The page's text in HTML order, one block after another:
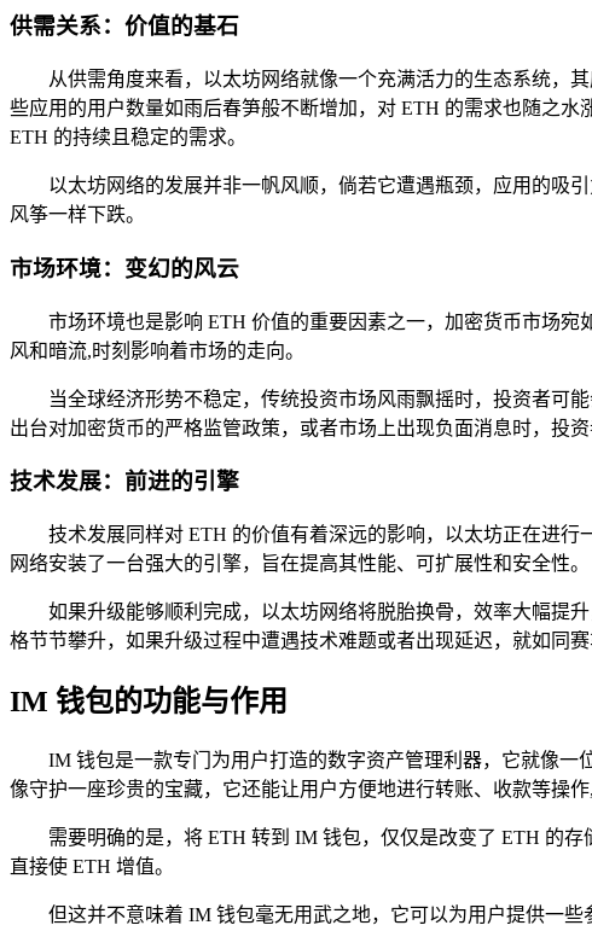
供需关系：价值的基石
从供需角度来看，以太坊网络就像一个充满活力的生态系统，
些应用的用户数量如雨后春笋般不断增加，对 ETH 的需求也随之
ETH 的持续且稳定的需求。
以太坊网络的发展并非一帆风顺，倘若它遭遇瓶颈，应用的吸
风筝一样下跌。
市场环境：变幻的风云
市场环境也是影响 ETH 价值的重要因素之一，加密货币市场宛
风和暗流,时刻影响着市场的走向。
当全球经济形势不稳定，传统投资市场风雨飘摇时，投资者可
出台对加密货币的严格监管政策，或者市场上出现负面消息时，投
技术发展：前进的引擎
技术发展同样对 ETH 的价值有着深远的影响，以太坊正在进
网络安装了一台强大的引擎，旨在提高其性能、可扩展性和安全性。
如果升级能够顺利完成，以太坊网络将脱胎换骨，效率大幅提
格节节攀升，如果升级过程中遭遇技术难题或者出现延迟，就如同
IM 钱包的功能与作用
IM 钱包是一款专门为用户打造的数字资产管理利器，它就像
像守护一座珍贵的宝藏，它还能让用户方便地进行转账、收款等操
需要明确的是，将 ETH 转到 IM 钱包，仅仅是改变了 ETH 的
直接使 ETH 增值。
但这并不意味着 IM 钱包毫无用武之地，它可以为用户提供一